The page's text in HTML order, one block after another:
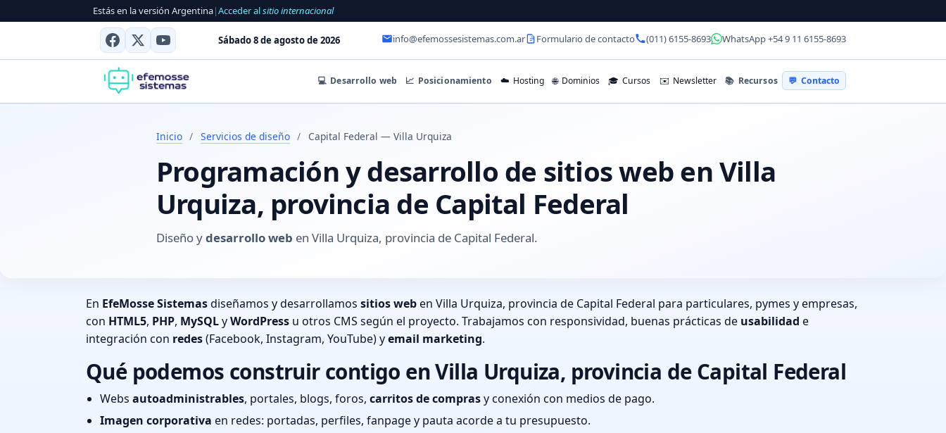
Estás en la versión Argentina|Acceder alsitio internacional
Sábado 8 de agosto de 2026 info@efemossesistemas.com.ar Formulario de contacto (011) 6155-8693 WhatsApp +54 9 11 6155-8693
💻 Desarrollo web 📈 Posicionamiento ☁️ Hosting 🌐 Dominios 🎓 Cursos ✉️ Newsletter 📚 Recursos 💬 Contacto
Inicio / Servicios de diseño / Capital Federal — Villa Urquiza
Programación y desarrollo de sitios web en Villa
Urquiza, provincia de Capital Federal
Diseño ydesarrollo web en Villa Urquiza, provincia de Capital Federal.
En EfeMosse Sistemasdiseñamos y desarrollamos sitios weben Villa Urquiza, provincia de Capital Federal para particulares, pymes y empresas,
con HTML5, PHP, MySQLyWordPress u otros CMS según el proyecto. Trabajamos con responsividad, buenas prácticas de usabilidad e
integración con redes(Facebook, Instagram, YouTube) yemail marketing.
Qué podemos construir contigo en Villa Urquiza, provincia de Capital Federal
Webs autoadministrables, portales, blogs, foros, carritos de comprasy conexión con medios de pago.
Imagen corporativa en redes: portadas, perfiles, fanpage y pauta acorde a tu presupuesto.